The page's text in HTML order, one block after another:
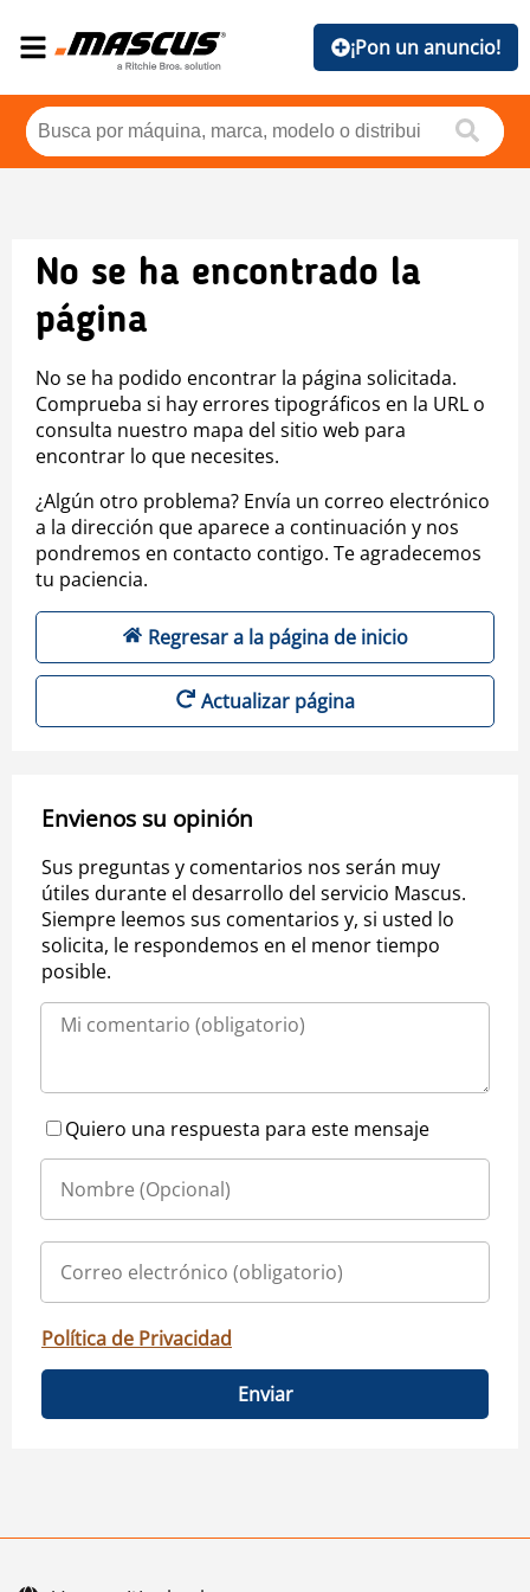
¡Pon un anuncio!
No se ha encontrado la
página
No se ha podido encontrar la página solicitada.
Comprueba si hay errores tipográficos en la URL o
consulta nuestro mapa del sitio web para
encontrar lo que necesites.
¿Algún otro problema? Envía un correo electrónico
a la dirección que aparece a continuación y nos
pondremos en contacto contigo. Te agradecemos
tu paciencia.
Regresar a la página de inicio
Actualizar página
Envienos su opinión
Sus preguntas y comentarios nos serán muy
útiles durante el desarrollo del servicio Mascus.
Siempre leemos sus comentarios y, si usted lo
solicita, le respondemos en el menor tiempo
posible.
Quiero una respuesta para este mensaje
Política de Privacidad
Enviar